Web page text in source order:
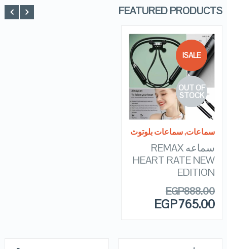
FEATURED PRODUCTS
SALE!
OUT OF
STOCK
QUICK LOOK
VIEW DETAILS
READ MORE
سماعات,سماعات بلوتوث
سماعه REMAX
HEART RATE NEW
EDITION
EGP888.00
EGP765.00